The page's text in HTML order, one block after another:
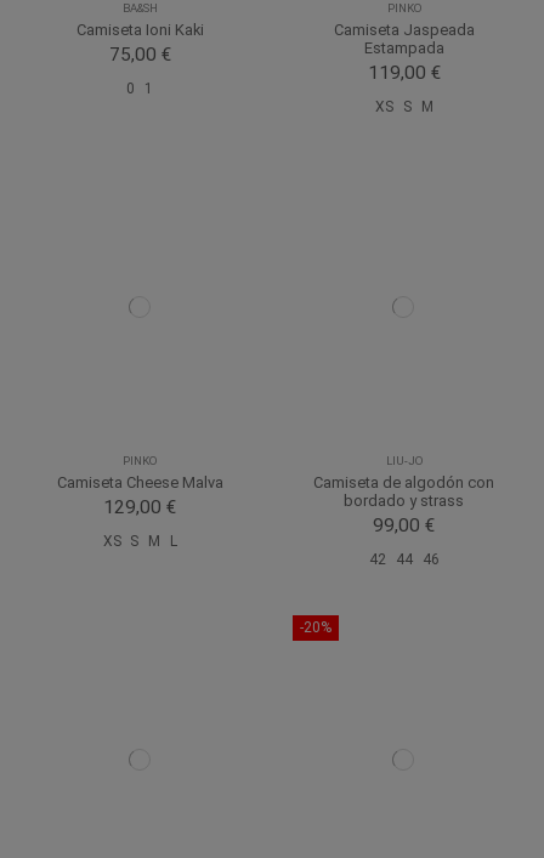
BA&SH
Camiseta Ioni Kaki
75,00 €
0 1
PINKO
Camiseta Jaspeada
Estampada
119,00 €
XS S M
PINKO
Camiseta Cheese Malva
129,00 €
XS S M L
LIU-JO
Camiseta de algodón con
bordado y strass
99,00 €
42 44 46
-20%